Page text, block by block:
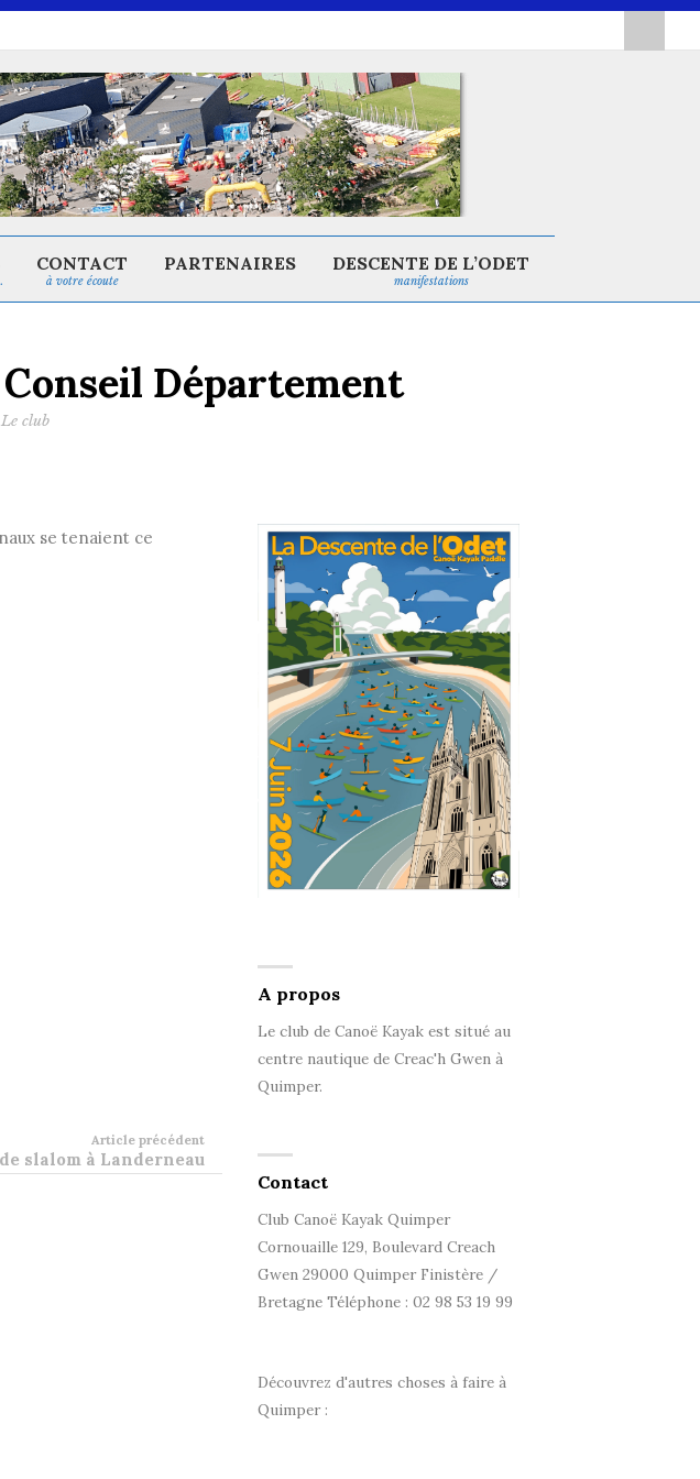
à votre écoute
CONTACT PARTENAIRES
manifestations
DESCENTE DE L’ODET
Département
Le club
se tenaient ce
Article précédent
slalom à Landerneau
A propos
Le club de Canoë Kayak est situé au
centre nautique de Creac'h Gwen à
Quimper.
Contact
Club Canoë Kayak Quimper
Cornouaille 129, Boulevard Creach
Gwen 29000 Quimper Finistère /
Bretagne Téléphone : 02 98 53 19 99
Découvrez d'autres choses à faire à
Quimper :